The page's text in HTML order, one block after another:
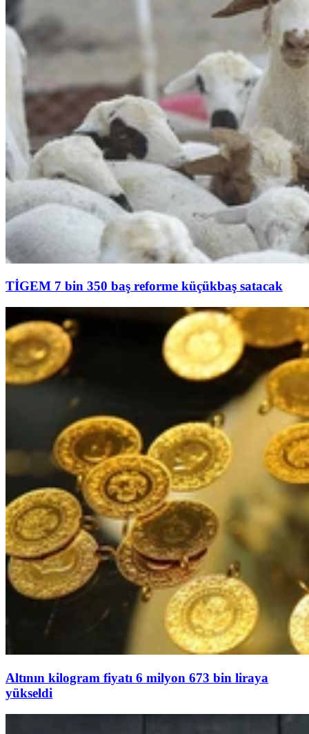
TİGEM 7 bin 350 baş reforme küçükbaş satacak
Altının kilogram fiyatı 6 milyon 673 bin liraya
yükseldi